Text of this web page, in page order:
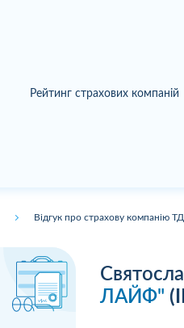
Рейтинг страхових компаній
Відгук про страхову компанію
ЛАЙФ"